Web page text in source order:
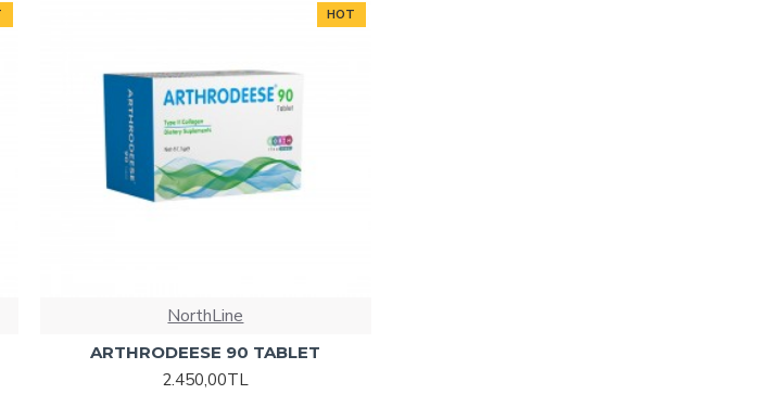
HOT
NorthLine
ARTHRODEESE 90 TABLET
2.450,00TL